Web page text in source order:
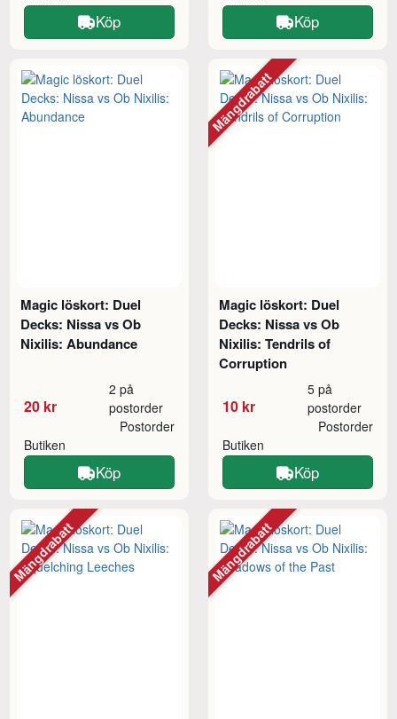
Köp Köp
Magic löskort: Duel
Decks: Nissa vs Ob
Nixilis: Abundance
20 kr
2 på
postorder
Butiken
Postorder
Köp
Magic löskort: Duel
Decks: Nissa vs Ob
Nixilis: Tendrils of
Corruption
10 kr
5 på
postorder
Butiken
Postorder
Köp
Mängdrabatt
Mängdrabatt Mängdrabatt